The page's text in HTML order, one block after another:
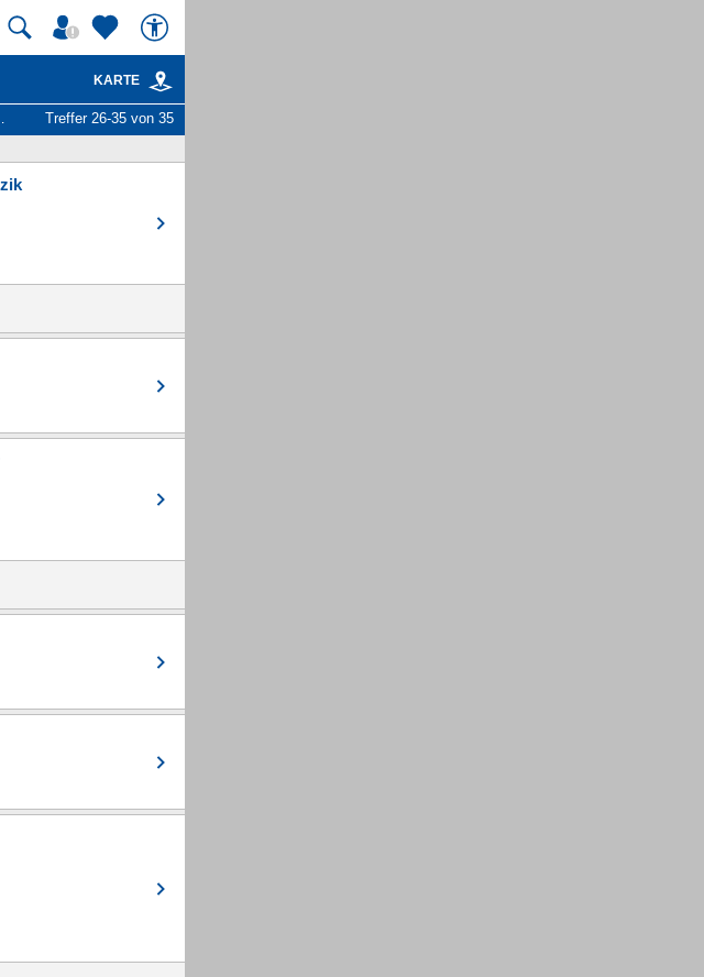
KARTE
Treffer 26-35 von 35